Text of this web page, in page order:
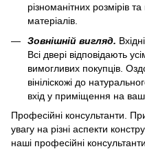
різноманітних розмірів
матеріалів.
Зовнішній вигляд.
Всі двері відповідають
вимогливих покупців.
вініліскожі до
вхід у приміщення на
Професійні консультанти.
увагу на різні аспекти
наші професійні